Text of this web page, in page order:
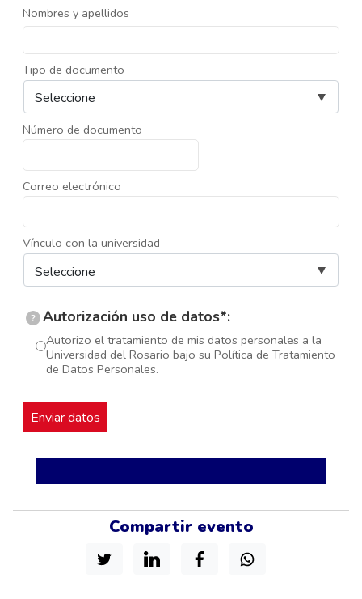
Nombres y apellidos
Tipo de documento
Número de documento
Correo electrónico
Vínculo con la universidad
? Autorización uso de datos*:
Autorizo el tratamiento de mis datos personales a la
Universidad del Rosario bajo su Política de Tratamiento
de Datos Personales.
Compartir evento